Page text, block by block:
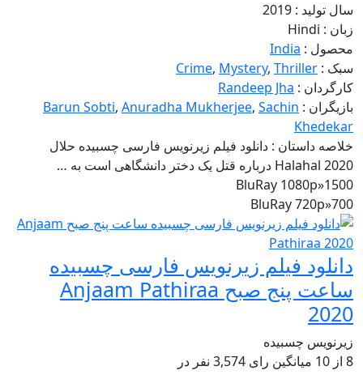
سال تولید : 2019
زبان : Hindi
محصول : India
سبک :
Crime, Mystery, Thriller
کارگردان : Randeep Jha
بازیگران :
Barun Sobti, Anuradha Mukherjee, Sachin
Khedekar
خلاصه داستان : دانلود فیلم زیرنویس فارسی چسبیده حلال
Halahal 2020 درباره قتل یک دختر دانشگاهی است به …
BluRay 1080p»1500
BluRay 720p»700
دانلود فیلم زیرنویس فارسی چسبیده
ساعت پنج صبح Anjaam Pathiraa
2020
زیرنویس چسبیده
8 از 10 میانگین رای 3,574 نفر در